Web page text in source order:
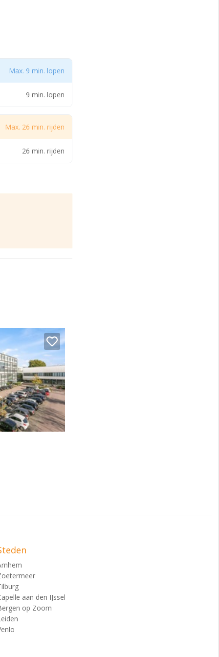
betaling.
de
betaling.
Max. 9 min. lopen
9 min. lopen
Max. 26 min. rijden
26 min. rijden
aan den IJssel
op Zoom